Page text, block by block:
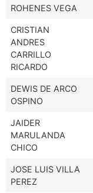
ROHENES VEGA
CRISTIAN
ANDRES
CARRILLO
RICARDO
DEWIS DE ARCO
OSPINO
JAIDER
MARULANDA
CHICO
JOSE LUIS VILLA
PEREZ